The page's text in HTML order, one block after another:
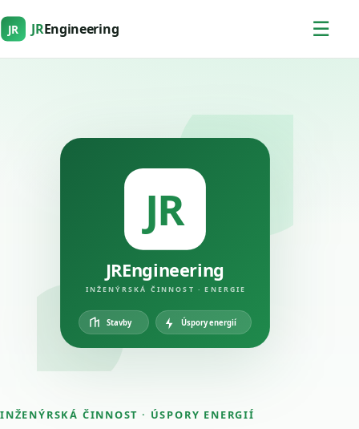
JR JREngineering ☰
INŽENÝRSKÁ ČINNOST · ÚSPORY ENERGIÍ
JR
JREngineering
INŽENÝRSKÁ ČINNOST · ENERGIE
Stavby Úspory energií